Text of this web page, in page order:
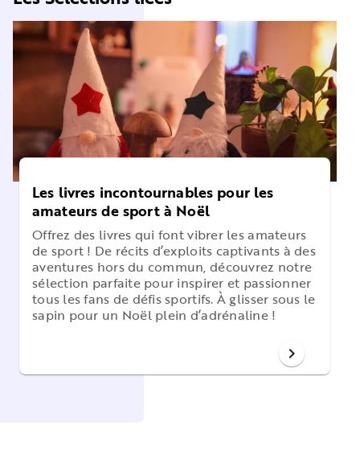
Les livres incontournables pour les
amateurs de sport à Noël
Offrez des livres qui font vibrer les amateurs
de sport ! De récits d’exploits captivants à des
aventures hors du commun, découvrez notre
sélection parfaite pour inspirer et passionner
tous les fans de défis sportifs. À glisser sous le
sapin pour un Noël plein d’adrénaline !
chevron_right